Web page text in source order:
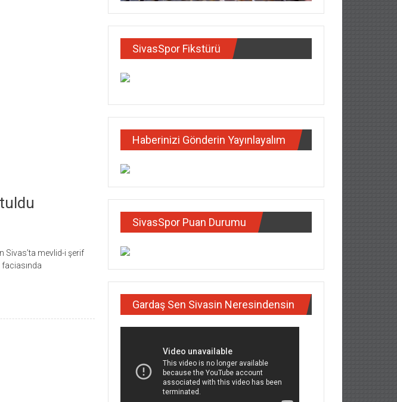
Sivas’ta mevlid-i şerif
faciasında
SivasSpor Fikstürü
Haberinizi Gönderin Yayınlayalım
SivasSpor Puan Durumu
Gardaş Sen Sivasin Neresindensin